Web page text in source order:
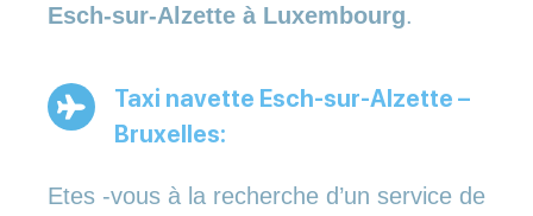
Esch-sur-Alzette à Luxembourg.
Taxi navette Esch-sur-Alzette –
Bruxelles:
Etes -vous à la recherche d’un service de